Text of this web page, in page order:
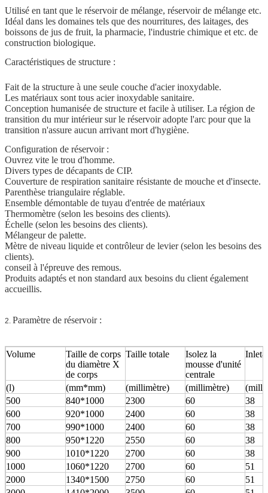
Utilisé en tant que le réservoir de mélange, réservoir de mélange etc.
Idéal dans les domaines tels que des nourritures, des laitages, des
boissons de jus de fruit, la pharmacie, l'industrie chimique et etc. de
construction biologique.
Caractéristiques de structure :
Fait de la structure à une seule couche d'acier inoxydable.
Les matériaux sont tous acier inoxydable sanitaire.
Conception humanisée de structure et facile à utiliser. La région de
transition du mur intérieur sur le réservoir adopte l'arc pour que la
transition n'assure aucun arrivant mort d'hygiène.
Configuration de réservoir :
Ouvrez vite le trou d'homme.
Divers types de décapants de CIP.
Couverture de respiration sanitaire résistante de mouche et d'insecte.
Parenthèse triangulaire réglable.
Ensemble démontable de tuyau d'entrée de matériaux
Thermomètre (selon les besoins des clients).
Échelle (selon les besoins des clients).
Mélangeur de palette.
Mètre de niveau liquide et contrôleur de levier (selon les besoins des
clients).
conseil à l'épreuve des remous.
Produits adaptés et non standard aux besoins du client également
accueillis.
2. Paramètre de réservoir :
Volume
Taille de corps
du diamètre X
de corps
Taille totale
Isolez la
mousse d'unité
centrale
(l) (mm*mm) (millimètre) (millimètre)
500
840*1000 2300 60
38
600
920*1000 2400 60
38
700
990*1000 2400 60
38
800
950*1220 2550 60
38
900
1010*1220 2700 60
38
1000
1060*1220 2700 60
51
2000
1340*1500 2750 60
51